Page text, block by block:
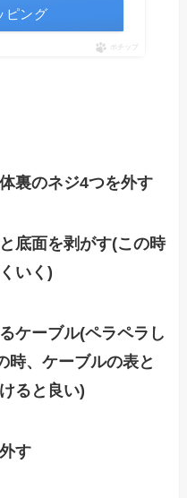
ピング
ポチップ
裏のネジ4つを外す
底面を剥がす(この時
いく)
ケーブル(ペラペラし
時、ケーブルの表と
ると良い)
す